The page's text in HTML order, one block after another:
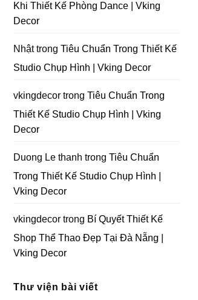
Kế
Tại
Đà
Nẵng
|
Khi Thiết Kế Phòng Dance | Vking
Decor
Nhậttrong Tiêu Chuẩn Trong Thiết Kế
Studio Chụp Hình | Vking Decor
vkingdecor trong Tiêu Chuẩn Trong
Thiết Kế Studio Chụp Hình | Vking
Decor
Duong Le thanh trong Tiêu Chuẩn
Trong Thiết Kế Studio Chụp Hình |
Vking Decor
vkingdecor trong Bí Quyết Thiết Kế
Shop Thể Thao Đẹp Tại Đà Nẵng |
Vking Decor
Thư viện bài viết